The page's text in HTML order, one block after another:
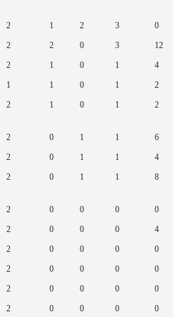
2 1 2 3
0
2 2 0 3
12
2 1 0 1
4
1 1 0 1
2
2 1 0 1 2
2 0 1 1
6
2 0 1 1
4
2 0 1 1 8
2 0 0 0
0
2 0 0 0
4
2 0 0 0
0
2 0 0 0
0
2 0 0 0
0
2 0 0 0 0